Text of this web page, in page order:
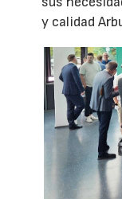
y calidad